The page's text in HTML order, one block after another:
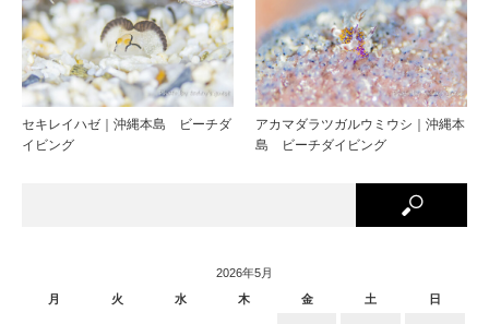
セキレイハゼ｜沖縄本島 ビーチダ
イビング
アカマダラツガルウミウシ｜沖縄本
島 ビーチダイビング
2026年5月
月
火 水 木 金 土 日